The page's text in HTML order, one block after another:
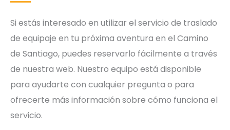
Si estás interesado en utilizar el servicio de traslado
de equipaje en tu próxima aventura en el Camino
de Santiago, puedes reservarlo fácilmente a través
de nuestra web. Nuestro equipo está disponible
para ayudarte con cualquier pregunta o para
ofrecerte más información sobre cómo funciona el
servicio.